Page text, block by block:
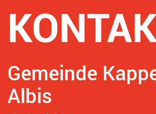
Gemeinde
Albis